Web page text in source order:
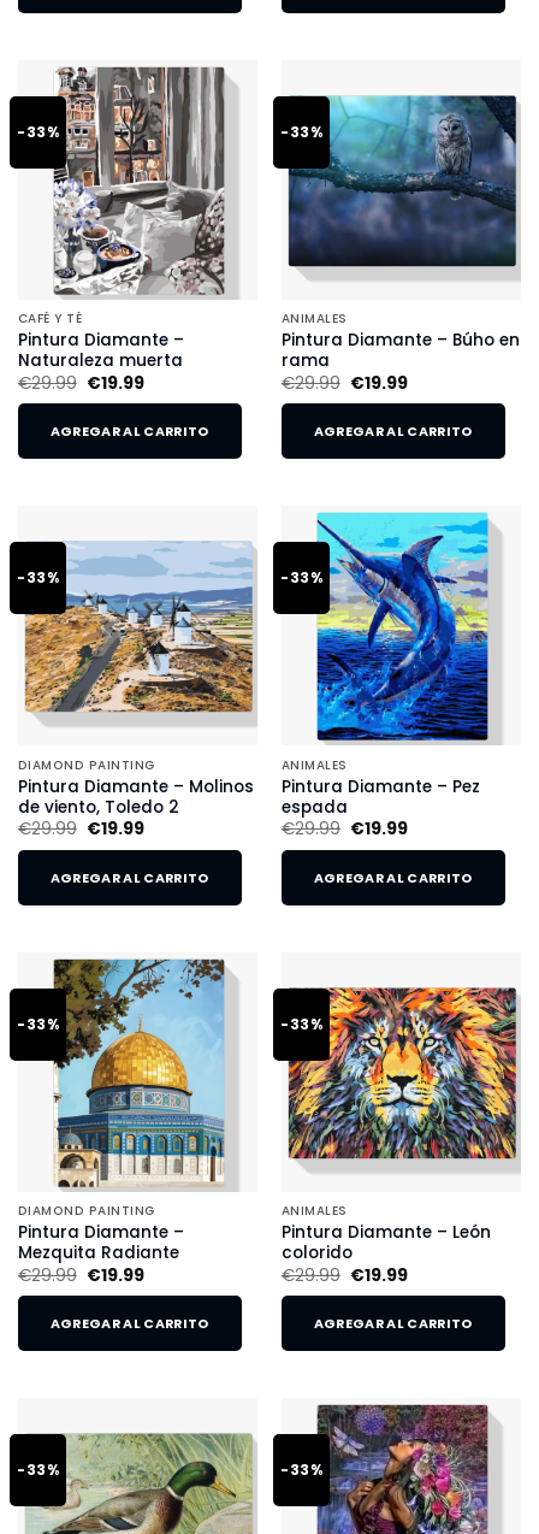
-33%
CAFÉ Y TÉ
Pintura Diamante –
Naturaleza muerta
€29.99 €19.99
AGREGAR AL CARRITO
-33%
ANIMALES
Pintura Diamante – Búho en
rama
€29.99 €19.99
AGREGAR AL CARRITO
-33%
DIAMOND PAINTING
Pintura Diamante – Molinos
de viento, Toledo 2
€29.99 €19.99
AGREGAR AL CARRITO
-33%
ANIMALES
Pintura Diamante – Pez
espada
€29.99 €19.99
AGREGAR AL CARRITO
-33%
DIAMOND PAINTING
Pintura Diamante –
Mezquita Radiante
€29.99 €19.99
AGREGAR AL CARRITO
-33%
ANIMALES
Pintura Diamante – León
colorido
€29.99 €19.99
AGREGAR AL CARRITO
-33% -33%